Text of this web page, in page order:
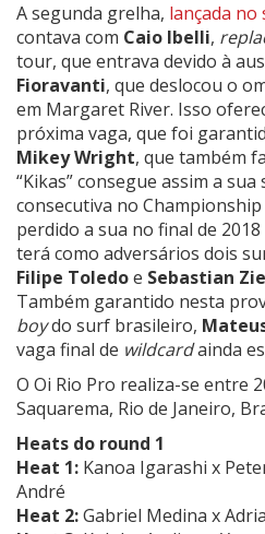
A segunda grelha, lançada no
contava com Caio Ibelli,
tour, que entrava devido à
Fioravanti, que deslocou o
em Margaret River. Isso
próxima vaga, que foi
Mikey Wright, que também
“Kikas” consegue assim a
consecutiva no
perdido a sua no final de
terá como adversários dois
Filipe Toledoe Sebastian
Também garantido nesta
boydo surf brasileiro,
vaga final de wildcardainda
O Oi Rio Pro realiza-se entre
Saquarema, Rio de Janeiro,
Heats do round 1
Heat 1: Kanoa Igarashi x
André
Heat 2:Gabriel Medina x